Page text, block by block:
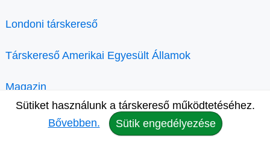
Londoni társkereső
Társkereső Amerikai Egyesült Államok
Magazin
Sütiket használunk a társkereső működtetéséhez.
Bővebben.
Sütik engedélyezése